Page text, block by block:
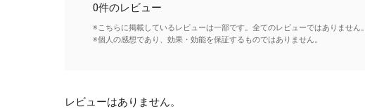
0件のレビュー
※こちらに掲載しているレビューは一部です。全てのレビューではありません。
※個人の感想であり、効果・効能を保証するものではありません。
レビューはありません。